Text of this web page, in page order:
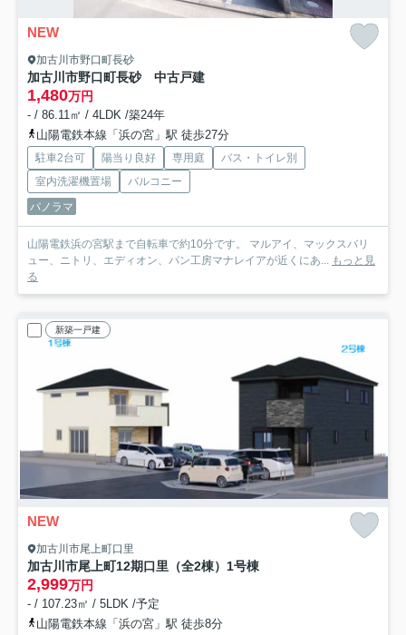
NEW
加古川市野口町長砂
加古川市野口町長砂 中古戸建
1,480万円
- / 86.11㎡ / 4LDK /築24年
山陽電鉄本線「浜の宮」駅 徒歩27分
駐車2台可 陽当り良好 専用庭
バス・トイレ別
室内洗濯機置場
バルコニー
パノラマ
山陽電鉄浜の宮駅まで自転車で約10分です。 マルアイ、マックスバリ
ュー、ニトリ、エディオン、パン工房マナレイアが近くにあ...
もっと見
る
新築一戸建
NEW
加古川市尾上町口里
加古川市尾上町12期口里（全2棟）1号棟
2,999万円
- / 107.23㎡ / 5LDK /予定
山陽電鉄本線「浜の宮」駅 徒歩8分